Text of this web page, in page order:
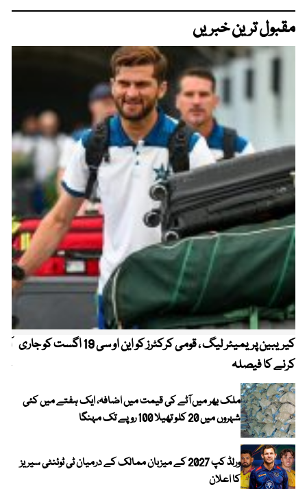
مقبول ترین خبریں
کیریبین پریمیئر لیگ ، قومی کرکٹرز کو این او سی 19 اگست کو جاری
کرنے کا فیصلہ
ملک بھر میں آٹے کی قیمت میں اضافہ، ایک ہفتے میں کئی
شہروں میں 20 کلو تھیلا 100 روپے تک مہنگا
ورلڈ کپ 2027 کے میزبان ممالک کے درمیان ٹی ٹوئنٹی سیریز
کا اعلان